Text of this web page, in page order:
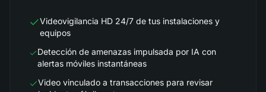
Videovigilancia HD 24/7 de tus instalaciones y
equipos
Detección de amenazas impulsada por IA con
alertas móviles instantáneas
Video vinculado a transacciones para revisar